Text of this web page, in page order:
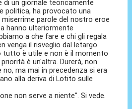
di un giornale teoricamente
politica, ha provocato una
parole del nostro eroe
hanno ulteriormente
a che fare e chi gli regala
venga il risveglio dal letargo
tutto è utile e non è il momento
è un'altra. Durerà, non
no, ma mai in precedenza si era
alla deriva di Lotito sulle
non serve a niente". Si vede.